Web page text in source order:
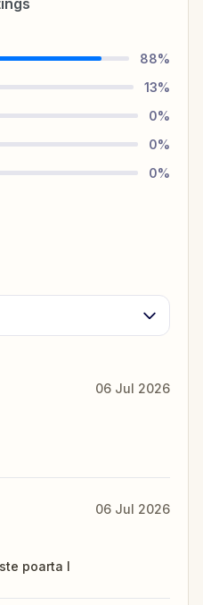
88%
13%
0%
0%
0%
06 Jul 2026
06 Jul 2026
poarta I